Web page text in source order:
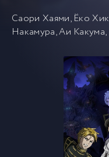
Саори Хаями, Ёко
Накамура,Аи Какума,